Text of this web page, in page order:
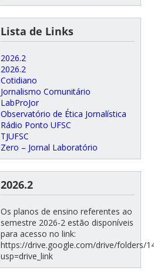
Lista de Links
2026.2
2026.2
Cotidiano
Jornalismo Comunitário
LabProJor
Observatório de Ética Jornalística
Rádio Ponto UFSC
TJUFSC
Zero – Jornal Laboratório
2026.2
Os planos de ensino referentes ao
semestre 2026-2 estão disponíveis
para acesso no link:
https://drive.google.com/drive/folders/
usp=drive_link